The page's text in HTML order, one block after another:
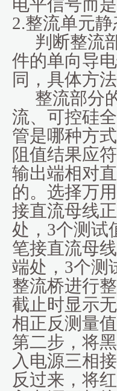
电平信号而
2.整流单元静
判断整流
件的单向导
同，具体方
整流部分
流、可控硅
管是哪种方
阻值结果应
输出端相对
的。选择万
接直流母线
处，3个测试
笔接直流母
端处，3个测
整流桥进行
截止时显示
相正反测量
第二步，将
入电源三相
反过来，将